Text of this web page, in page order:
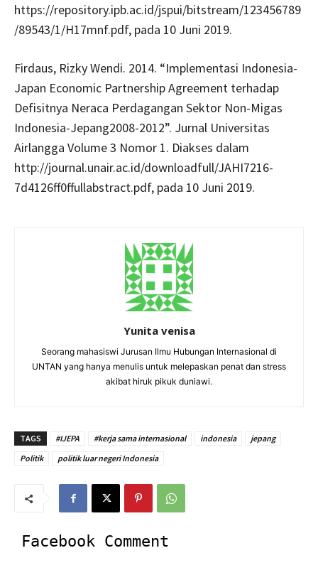
https://repository.ipb.ac.id/jspui/bitstream/123456789
/89543/1/H17mnf.pdf, pada 10 Juni 2019.
Firdaus, Rizky Wendi. 2014. “Implementasi Indonesia-
Japan Economic Partnership Agreement terhadap
Defisitnya Neraca Perdagangan Sektor Non-Migas
Indonesia-Jepang2008-2012”. Jurnal Universitas
Airlangga Volume 3 Nomor 1. Diakses dalam
http://journal.unair.ac.id/downloadfull/JAHI7216-
7d4126ff0ffullabstract.pdf, pada 10 Juni 2019.
Yunita venisa
Seorang mahasiswi Jurusan Ilmu Hubungan Internasional di
UNTAN yang hanya menulis untuk melepaskan penat dan stress
akibat hiruk pikuk duniawi.
TAGS #IJEPA #kerja sama internasional indonesia
jepang
Politik
politik luar negeri Indonesia
Facebook Comment